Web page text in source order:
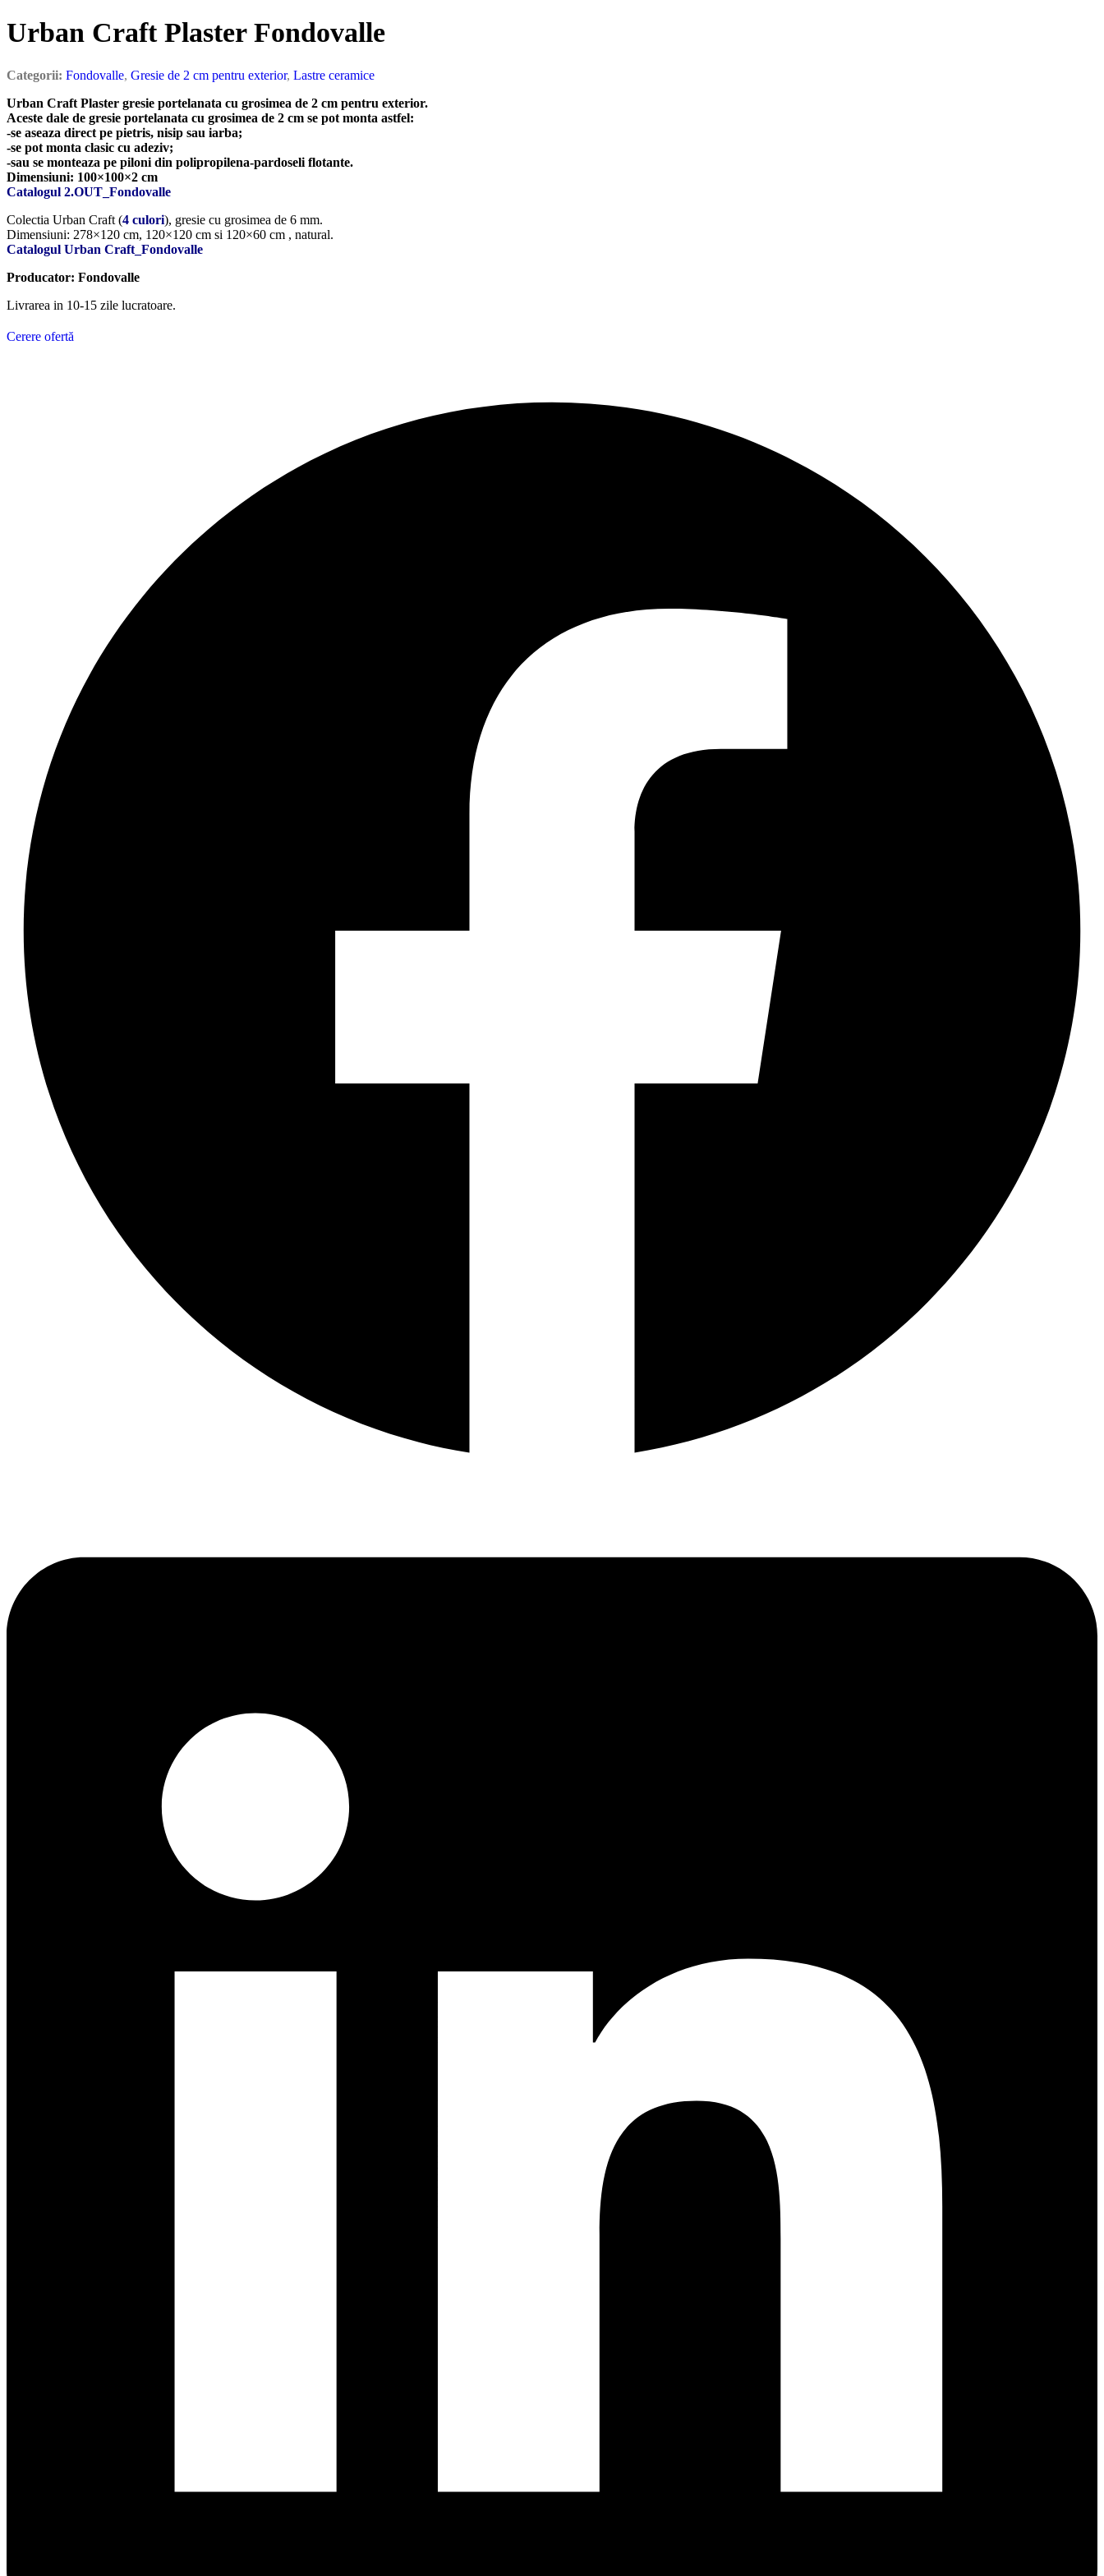
Urban Craft Plaster Fondovalle
Categorii: Fondovalle, Gresie de 2 cm pentru exterior, Lastre ceramice
Urban Craft Plaster gresie portelanata cu grosimea de 2 cm pentru exterior.
Aceste dale de gresie portelanata cu grosimea de 2 cm se pot monta astfel:
-se aseaza direct pe pietris, nisip sau iarba;
-se pot monta clasic cu adeziv;
-sau se monteaza pe piloni din polipropilena-pardoseli flotante.
Dimensiuni: 100×100×2 cm
Catalogul 2.OUT_Fondovalle
Colectia Urban Craft (4 culori), gresie cu grosimea de 6 mm.
Dimensiuni: 278×120 cm, 120×120 cm si 120×60 cm , natural.
Catalogul Urban Craft_Fondovalle
Producator: Fondovalle
Livrarea in 10-15 zile lucratoare.
Cerere ofertă